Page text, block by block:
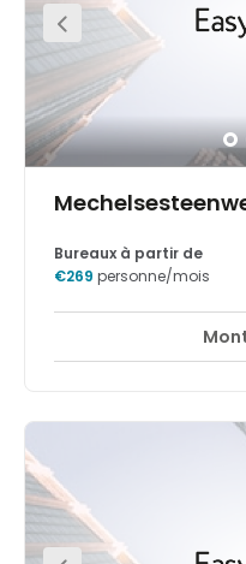
Bureaux à partir de
€269 personne/mois